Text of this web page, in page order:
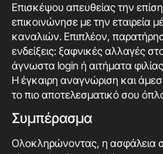
Επισκέψου απευθείας την
επικοινώνησε με την εταιρεία
καναλιών. Επιπλέον,
ενδείξεις: ξαφνικές αλλαγές
άγνωστα login ή αιτήματα
Η έγκαιρη αναγνώριση και
το πιο αποτελεσματικό σου
Συμπέρασμα
Ολοκληρώνοντας, η ασφάλεια